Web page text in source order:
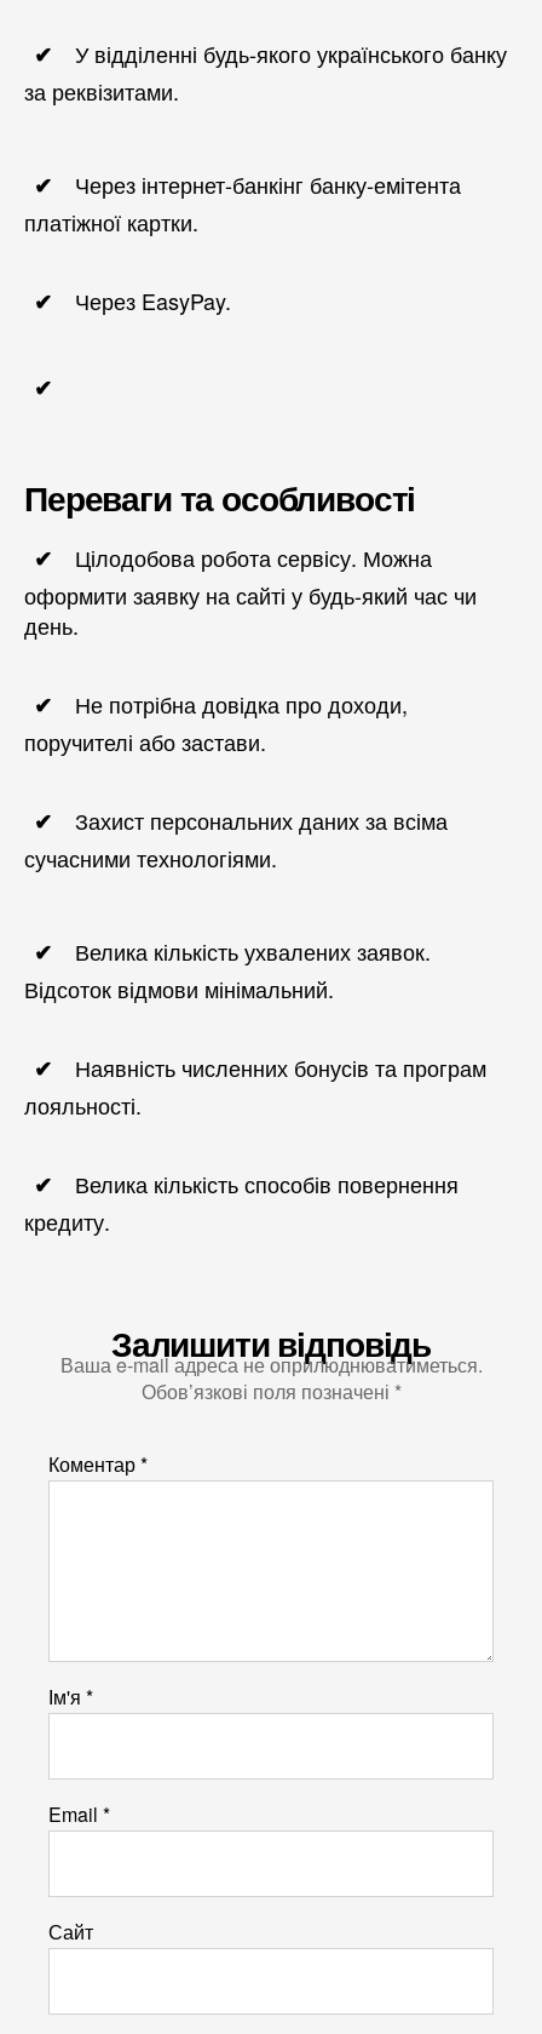
У відділенні будь-якого українського банку
за реквізитами.
Через інтернет-банкінг банку-емітента
платіжної картки.
Через EasyPay.
Переваги та особливості
Цілодобова робота сервісу. Можна
оформити заявку на сайті у будь-який час чи
день.
Не потрібна довідка про доходи,
поручителі або застави.
Захист персональних даних за всіма
сучасними технологіями.
Велика кількість ухвалених заявок.
Відсоток відмови мінімальний.
Наявність численних бонусів та програм
лояльності.
Велика кількість способів повернення
кредиту.
Залишити відповідь
Ваша e-mail адреса не оприлюднюватиметься.
Обов’язкові поля позначені *
Коментар*
Ім'я *
Email *
Сайт